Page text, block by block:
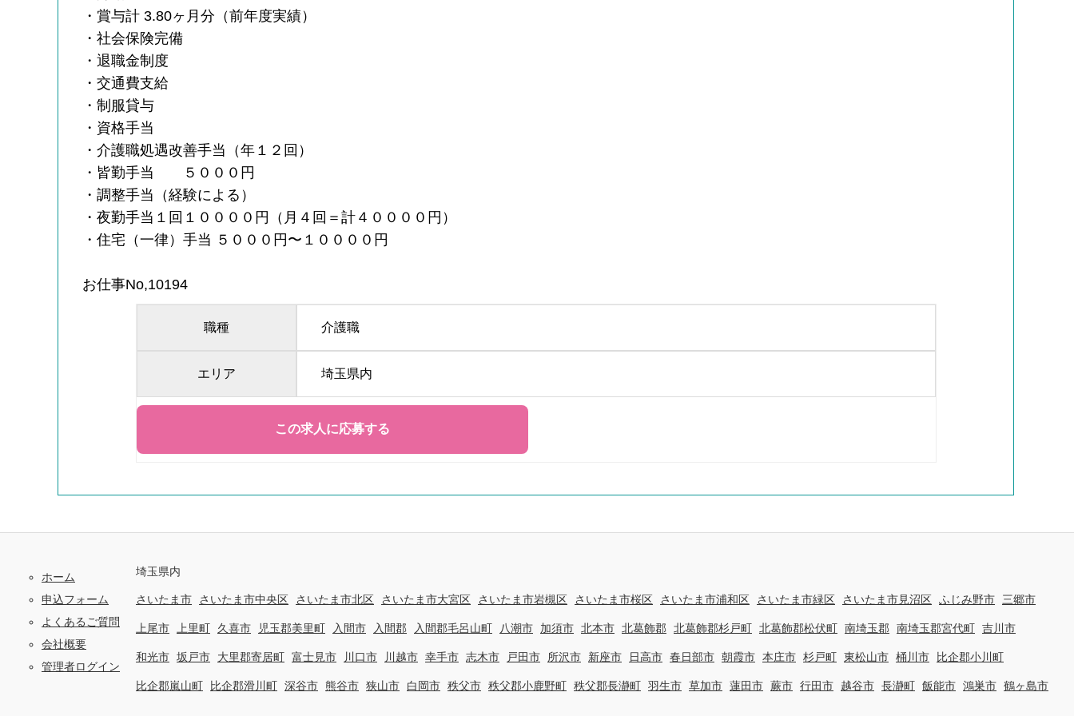
・賞与計 3.80ヶ月分（前年度実績）
・社会保険完備
・退職金制度
・交通費支給
・制服貸与
・資格手当
・介護職処遇改善手当（年１２回）
・皆勤手当 ５０００円
・調整手当（経験による）
・夜勤手当１回１００００円（月４回＝計４００００円）
・住宅（一律）手当 ５０００円〜１００００円
お仕事No,10194
職種 介護職
エリア 埼玉県内
ホーム
申込フォーム
よくあるご質問
会社概要
管理者ログイン
埼玉県内
さいたま市 さいたま市中央区 さいたま市北区 さいたま市大宮区 さいたま市岩槻区 さいたま市桜区 さいたま市浦和区 さいたま市緑区 さいたま市見沼区 ふじみ野市 三郷市
上尾市 上里町 久喜市 児玉郡美里町 入間市 入間郡 入間郡毛呂山町 八潮市 加須市 北本市 北葛飾郡 北葛飾郡杉戸町 北葛飾郡松伏町 南埼玉郡 南埼玉郡宮代町 吉川市
和光市 坂戸市 大里郡寄居町 富士見市 川口市 川越市 幸手市 志木市 戸田市 所沢市 新座市 日高市 春日部市 朝霞市 本庄市 杉戸町 東松山市 桶川市 比企郡小川町
比企郡嵐山町 比企郡滑川町 深谷市 熊谷市 狭山市 白岡市 秩父市 秩父郡小鹿野町 秩父郡長瀞町 羽生市 草加市 蓮田市 蕨市 行田市 越谷市 長瀞町 飯能市 鴻巣市 鶴ヶ島市